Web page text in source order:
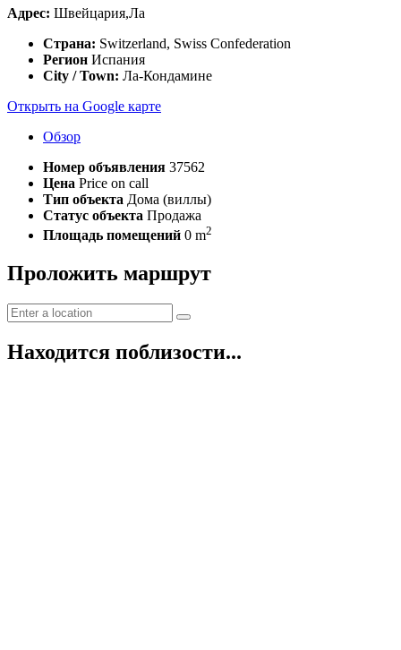
Адрес: Швейцария,Ла
Страна: Switzerland, Swiss Confederation
Регион Испания
City / Town: Ла-Кондамине
Открыть на Google карте
Обзор
Номер объявления 37562
Цена Price on call
Тип объекта Дома (виллы)
Статус объекта Продажа
Площадь помещений 0 m2
Проложить маршрут
Находится поблизости...